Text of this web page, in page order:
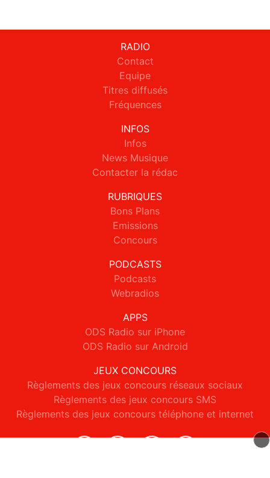
RADIO
Contact
Equipe
Titres diffusés
Fréquences
INFOS
Infos
News Musique
Contacter la rédac
RUBRIQUES
Bons Plans
Emissions
Concours
PODCASTS
Podcasts
Webradios
APPS
ODS Radio sur iPhone
ODS Radio sur Android
JEUX CONCOURS
Règlements des jeux concours réseaux sociaux
Règlements des jeux concours SMS
Règlements des jeux concours téléphone et internet